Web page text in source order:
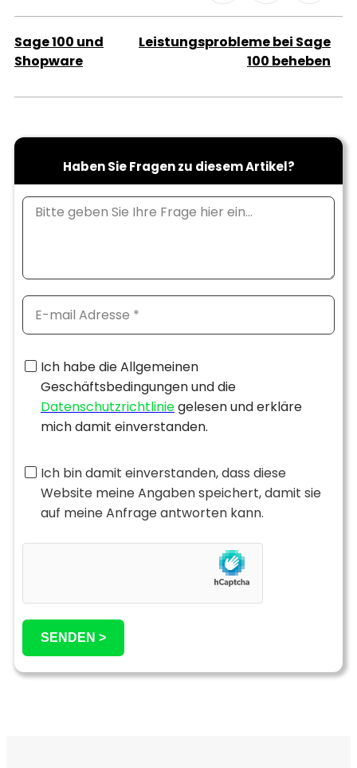
Sage 100 und
Shopware
Leistungsprobleme bei Sage
100 beheben
Haben Sie Fragen zu diesem Artikel?
Ich habe die Allgemeinen
Geschäftsbedingungen und die
Datenschutzrichtliniegelesen und erkläre
mich damit einverstanden.
Ich bin damit einverstanden, dass diese
Website meine Angaben speichert, damit sie
auf meine Anfrage antworten kann.
SENDEN >